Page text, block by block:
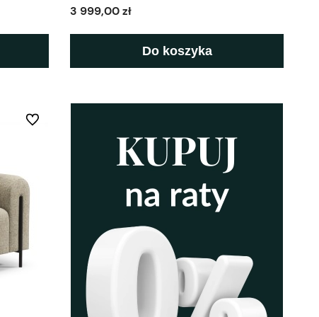
3 999,00 zł
Do koszyka
Do ulubionych